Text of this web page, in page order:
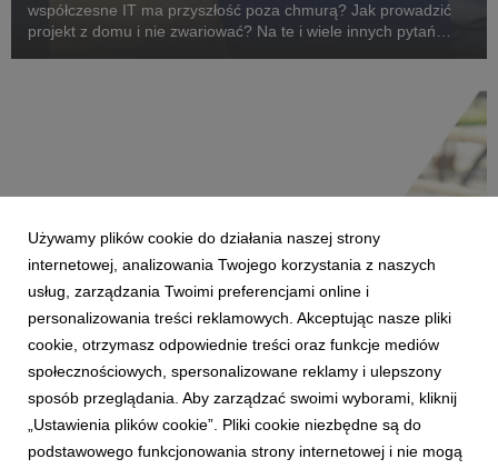
współczesne IT ma przyszłość poza chmurą? Jak prowadzić
projekt z domu i nie zwariować? Na te i wiele innych pytań
WROCŁAW
Pierwsze w Polsce laboratorium SAP Next-
Gen
28 lutego 2018
Wrocławski sektor IT ma szansę znacząco wyróżnić się w skali
Używamy plików cookie do działania naszej strony
internetowej, analizowania Twojego korzystania z naszych
usług, zarządzania Twoimi preferencjami online i
personalizowania treści reklamowych. Akceptując nasze pliki
cookie, otrzymasz odpowiednie treści oraz funkcje mediów
społecznościowych, spersonalizowane reklamy i ulepszony
sposób przeglądania. Aby zarządzać swoimi wyborami, kliknij
„Ustawienia plików cookie”. Pliki cookie niezbędne są do
podstawowego funkcjonowania strony internetowej i nie mogą